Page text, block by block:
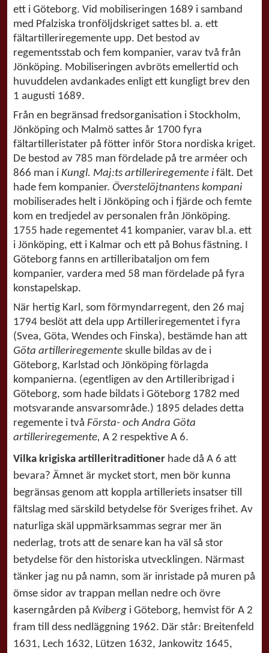
ett i Göteborg. Vid mobiliseringen 1689 i samband
med Pfalziska tronföljdskriget sattes bl. a. ett
fältartilleriregemente upp. Det bestod av
regementsstab och fem kompanier, varav två från
Jönköping. Mobiliseringen avbröts emellertid och
huvuddelen avdankades enligt ett kungligt brev den
1 augusti 1689.
Från en begränsad fredsorganisation i Stockholm,
Jönköping och Malmö sattes år 1700 fyra
fältartilleristater på fötter inför Stora nordiska kriget.
De bestod av 785 man fördelade på tre arméer och
866 man i Kungl. Maj:ts artilleriregemente i fält. Det
hade fem kompanier. Överstelöjtnantens kompani
mobiliserades helt i Jönköping och i fjärde och femte
kom en tredjedel av personalen från Jönköping.
1755 hade regementet 41 kompanier, varav bl.a. ett
i Jönköping, ett i Kalmar och ett på Bohus fästning. I
Göteborg fanns en artilleribataljon om fem
kompanier, vardera med 58 man fördelade på fyra
konstapelskap.
När hertig Karl, som förmyndarregent, den 26 maj
1794 beslöt att dela upp Artilleriregementet i fyra
(Svea, Göta, Wendes och Finska), bestämde han att
Göta artilleriregemente skulle bildas av de i
Göteborg, Karlstad och Jönköping förlagda
kompanierna. (egentligen av den Artilleribrigad i
Göteborg, som hade bildats i Göteborg 1782 med
motsvarande ansvarsområde.) 1895 delades detta
regemente i två Första- och Andra Göta
artilleriregemente, A 2 respektive A 6.
Vilka krigiska artilleritraditioner hade då A 6 att
bevara? Ämnet är mycket stort, men bör kunna
begränsas genom att koppla artilleriets insatser till
fältslag med särskild betydelse för Sveriges frihet. Av
naturliga skäl uppmärksammas segrar mer än
nederlag, trots att de senare kan ha väl så stor
betydelse för den historiska utvecklingen. Närmast
tänker jag nu på namn, som är inristade på muren på
ömse sidor av trappan mellan nedre och övre
kaserngården på Kviberg i Göteborg, hemvist för A 2
fram till dess nedläggning 1962. Där står: Breitenfeld
1631, Lech 1632, Lützen 1632, Jankowitz 1645,